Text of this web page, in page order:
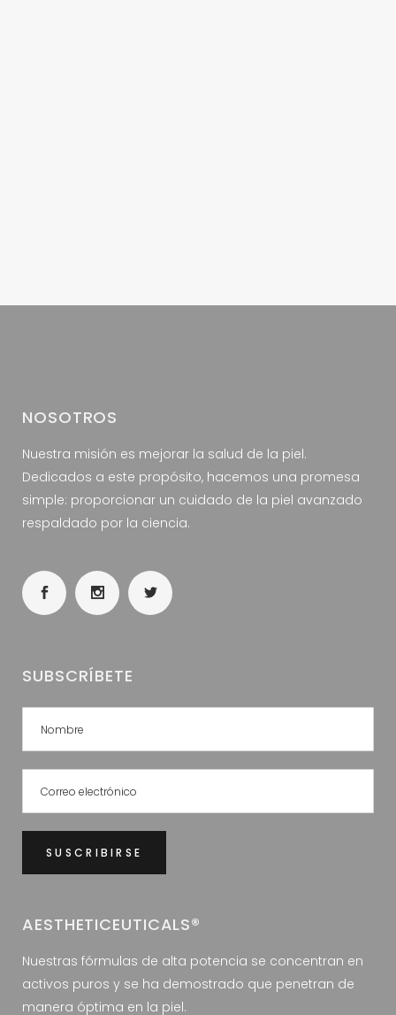
NOSOTROS
Nuestra misión es mejorar la salud de la piel.
Dedicados a este propósito, hacemos una promesa
simple: proporcionar un cuidado de la piel avanzado
respaldado por la ciencia.
SUBSCRÍBETE
AESTHETICEUTICALS®
Nuestras fórmulas de alta potencia se concentran en
activos puros y se ha demostrado que penetran de
manera óptima en la piel.